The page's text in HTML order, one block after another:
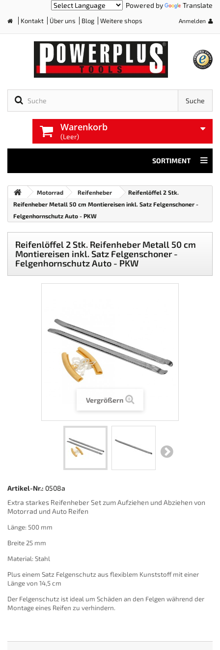
Powered by Translate
Kontakt Über uns Blog Weitere shops Anmelden
Suche
Warenkorb
(Leer)
SORTIMENT
Motorrad Reifenheber
Reifenlöffel 2 Stk.
Reifenheber Metall 50 cm Montiereisen inkl. Satz Felgenschoner -
Felgenhornschutz Auto - PKW
Reifenlöffel 2 Stk. Reifenheber Metall 50 cm
Montiereisen inkl. Satz Felgenschoner -
Felgenhornschutz Auto - PKW
Vergrößern
Artikel-Nr.: 0508a
Extra starkes Reifenheber Set zum Aufziehen und Abziehen von
Motorrad und Auto Reifen
Länge: 500 mm
Breite 25 mm
Material: Stahl
Plus einem Satz Felgenschutz aus flexiblem Kunststoff mit einer
Länge von 14,5 cm
Der Felgenschutz ist ideal um Schäden an den Felgen während der
Montage eines Reifen zu verhindern.